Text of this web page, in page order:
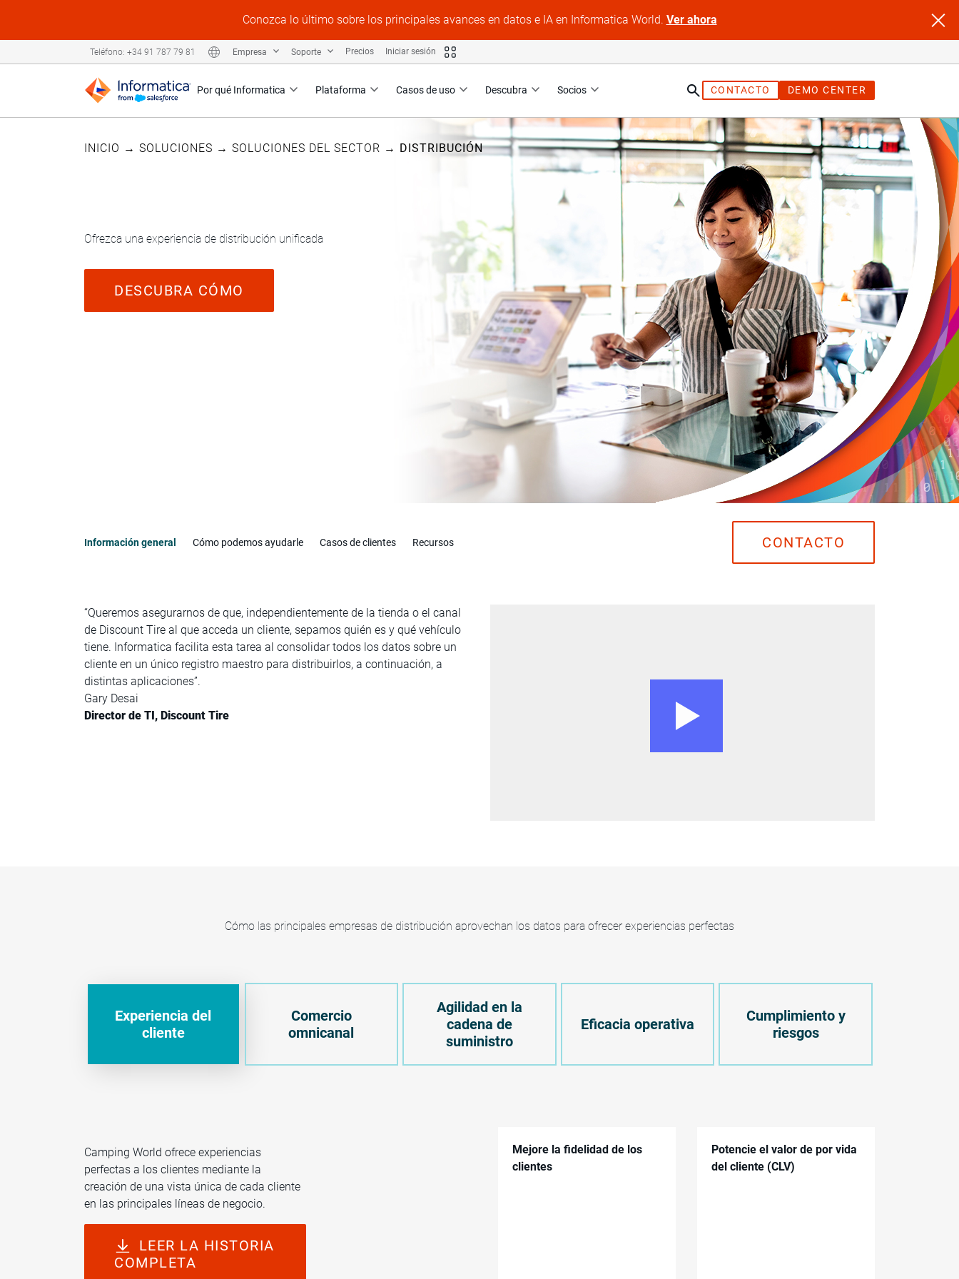
Conozca lo último sobre los principales avances en datos e IA en Informatica World. Ver ahora
Por qué Informatica Plataforma Casos de uso Descubra Socios CONTACTO DEMO CENTER
Teléfono: +34 91 787 79 81 Empresa Soporte Precios Iniciar sesión
INICIO → SOLUCIONES → SOLUCIONES DEL SECTOR → DISTRIBUCIÓN
Ofrezca una experiencia de distribución unificada
DESCUBRA CÓMO
Información general Cómo podemos ayudarle Casos de clientes Recursos CONTACTO
“Queremos asegurarnos de que, independientemente de la tienda o el canal
de Discount Tire al que acceda un cliente, sepamos quién es y qué vehículo
tiene. Informatica facilita esta tarea al consolidar todos los datos sobre un
cliente en un único registro maestro para distribuirlos, a continuación, a
distintas aplicaciones”.
Gary Desai
Director de TI, Discount Tire
Cómo las principales empresas de distribución aprovechan los datos para ofrecer experiencias perfectas
Experiencia del
cliente
Comercio
omnicanal
Agilidad en la
cadena de
suministro
Eficacia operativa
Cumplimiento y
riesgos
Camping World ofrece experiencias
perfectas a los clientes mediante la
creación de una vista única de cada cliente
en las principales líneas de negocio.
LEER LA HISTORIA
COMPLETA
Mejore la fidelidad de los
clientes
Potencie el valor de por vida
del cliente (CLV)